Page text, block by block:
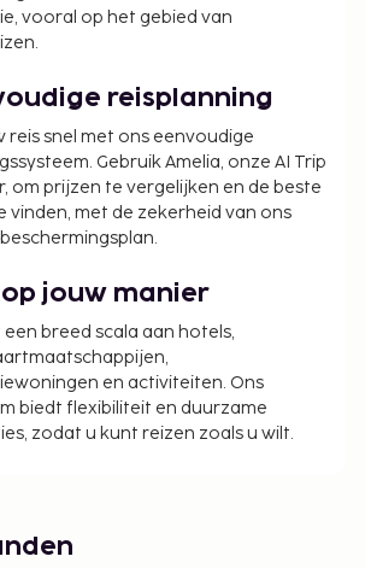
vooral op het gebied van
reisplanning
reis snel met ons eenvoudige
Gebruik Amelia, onze AI Trip
om prijzen te vergelijken en de beste
vinden, met de zekerheid van ons
op jouw manier
een breed scala aan hotels,
en activiteiten. Ons
biedt flexibiliteit en duurzame
zodat u kunt reizen zoals u wilt.